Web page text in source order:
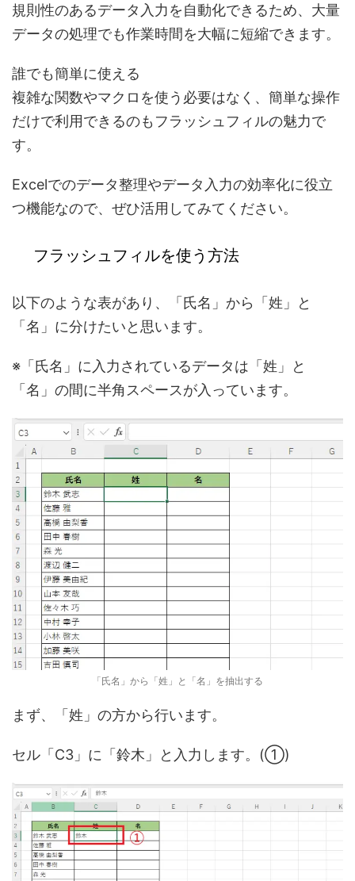
規則性のあるデータ入力を自動化できるため、 大量
データの処理でも作業時間を大幅に短縮できます。
誰でも簡単に使える
複雑な関数やマクロを使う必要はなく、 簡単な操作
だけで利用できるのもフラッシュフィルの魅力で
す。
Excelでのデータ整理やデータ入力の効率化に役立
つ機能なので、ぜひ活用してみてください。
フラッシュフィルを使う方法
以下のような表があり、「氏名」から「姓」と
「名」に分けたいと思います。
※「氏名」に入力されているデータは「姓」と
「名」の間に半角スペースが入っています。
「氏名」から「姓」と「名」を抽出する
まず、「姓」の方から行います。
セル「C3」に「鈴木」と入力します。(①)